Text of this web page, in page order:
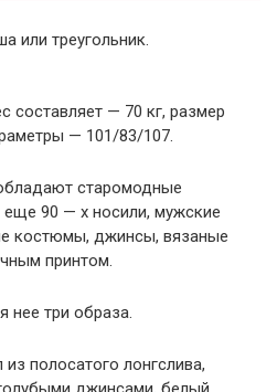
или треугольник.
составляет — 70 кг, размер
— 101/83/107.
старомодные
90 — х носили, мужские
костюмы, джинсы, вязаные
принтом.
нее три образа.
полосатого лонгслива,